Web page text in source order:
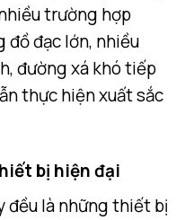
trường hợp
đồ đạc lớn, nhiều
đường xá khó tiếp
thực hiện xuất sắc
bị hiện đại
đều là những thiết bị